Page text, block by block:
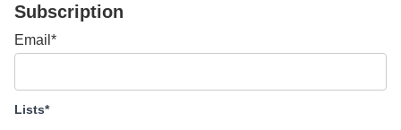
Subscription
Email*
Lists*